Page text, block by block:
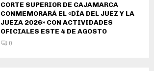
CORTE SUPERIOR DE CAJAMARCA
CONMEMORARÁ EL «DÍA DEL JUEZ Y LA
JUEZA 2026» CON ACTIVIDADES
OFICIALES ESTE 4 DE AGOSTO
0